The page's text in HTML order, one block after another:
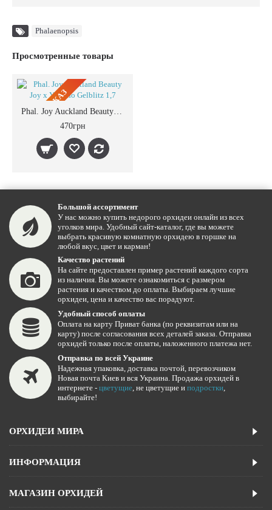
Phalaenopsis
Просмотренные товары
ПРЕДЗАКАЗ
Phal. Joy Auckland Beauty Joy x Yungho Gelblitz 1,7
470грн
Большой ассортимент
У нас можно купить недорого орхидеи онлайн из всех
уголков мира. Удобный сайт-каталог, где вы можете
выбрать красивую комнатную орхидею в горшке на
любой вкус, цвет и карман!
Качество растений
На сайте предоставлен пример растений каждого сорта
из наличия. Вы можете ознакомиться с размером
растения и качеством до оплаты. Выбираем лучшие
орхидеи, цена и качество вас порадуют.
Удобный способ оплаты
Оплата на карту Приват банка (по реквизитам или на
карту) после согласования всех деталей заказа. Отправка
орхидей только после оплаты, наложенного платежа нет.
Отправка по всей Украине
Надежная упаковка, доставка почтой, перевозчиком
Новая почта Киев и вся Украина. Продажа орхидей в
интернете - цветущие, не цветущие и подростки,
выбирайте!
ОРХИДЕИ МИРА
ИНФОРМАЦИЯ
МАГАЗИН ОРХИДЕЙ